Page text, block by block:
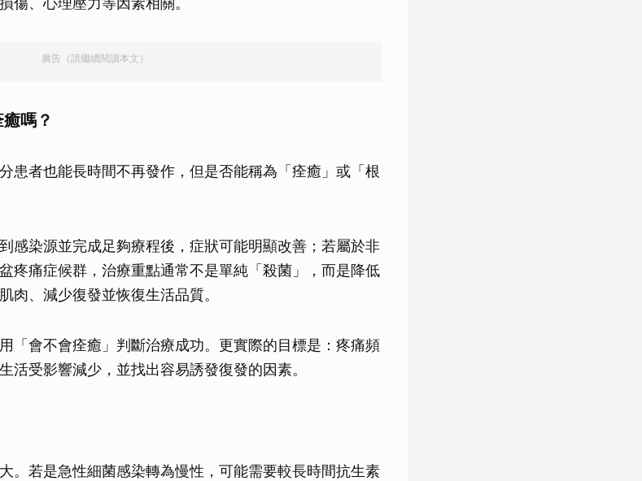
廣告（請繼續閱讀本文）
嗎？
患者也能長時間不再發作，但是否能稱為「痊癒」或「根
感染源並完成足夠療程後，症狀可能明顯改善；若屬於非
疼痛症候群，治療重點通常不是單純「殺菌」，而是降低
肉、減少復發並恢復生活品質。
「會不會痊癒」判斷治療成功。更實際的目標是：疼痛頻
活受影響減少，並找出容易誘發復發的因素。
。若是急性細菌感染轉為慢性，可能需要較長時間抗生素